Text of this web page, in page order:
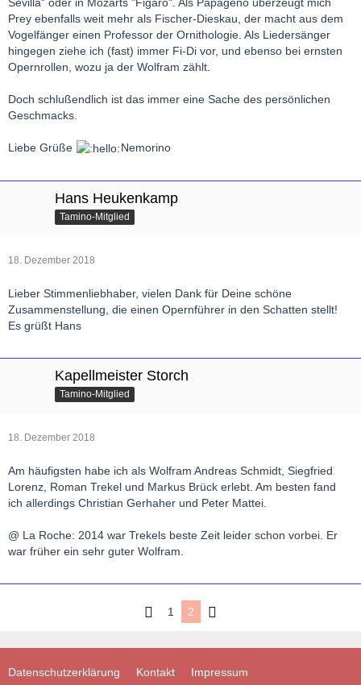
Prey ebenfalls weit mehr als Fischer-Dieskau, der macht aus dem
Vogelfänger einen Professor der Ornithologie. Als Liedersänger
hingegen ziehe ich (fast) immer Fi-Di vor, und ebenso bei ernsten
Opernrollen, wozu ja der Wolfram zählt.
Doch schlußendlich ist das immer eine Sache des persönlichen
Geschmacks.
Liebe Grüße Nemorino
Hans Heukenkamp
Tamino-Mitglied
18. Dezember 2018
Lieber Stimmenliebhaber, vielen Dank für Deine schöne
Zusammenstellung, die einen Opernführer in den Schatten stellt!
Es grüßt Hans
Kapellmeister Storch
Tamino-Mitglied
18. Dezember 2018
Am häufigsten habe ich als Wolfram Andreas Schmidt, Siegfried
Lorenz, Roman Trekel und Markus Brück erlebt. Am besten fand
ich allerdings Christian Gerhaher und Peter Mattei.
@ La Roche: 2014 war Trekels beste Zeit leider schon vorbei. Er
war früher ein sehr guter Wolfram.
1 2
Datenschutzerklärung Kontakt Impressum